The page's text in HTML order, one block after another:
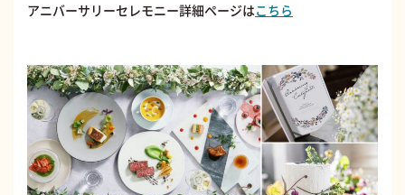
アニバーサリーセレモニー詳細ページはこちら